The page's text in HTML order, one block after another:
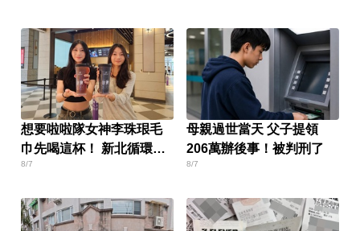
想要啦啦隊女神李珠珢毛
巾先喝這杯！ 新北循環杯
做環保還能抽好禮
8/7
母親過世當天 父子提領
206萬辦後事！被判刑了
8/7